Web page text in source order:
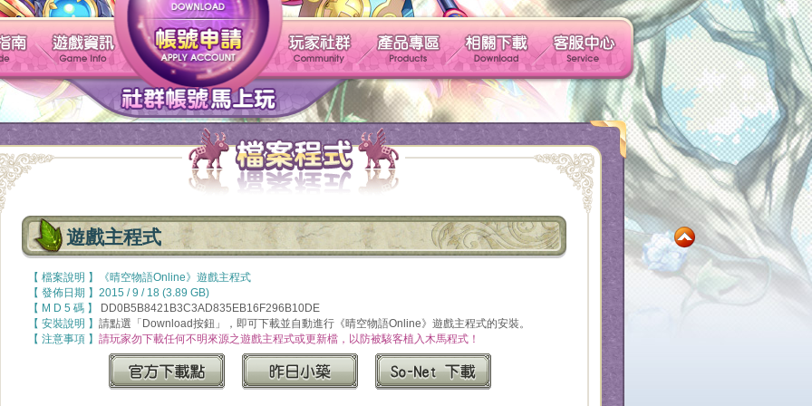
遊戲介紹 新手指南 遊戲資訊 玩家社群 產品專區 相關下載 客服中心
帳號申請
社群帳號馬上玩
遊戲主程式
【 檔案說明 】《晴空物語Online》遊戲主程式
【 發佈日期 】2015 / 9 / 18 (3.89 GB)
【 M D 5 碼 】
DD0B5B8421B3C3AD835EB16F296B10DE
【 安裝說明 】 請點選「Download按鈕」，即可下載並自動進行《晴空物語Online》遊戲主程式的安裝。
【 注意事項 】 請玩家勿下載任何不明來源之遊戲主程式或更新檔，以防被駭客植入木馬程式！